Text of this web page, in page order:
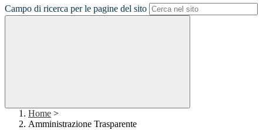
Campo di ricerca per le pagine del sito
Home >
Amministrazione Trasparente